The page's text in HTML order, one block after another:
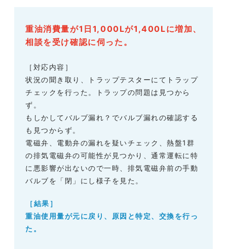
重油消費量が1日1,000Lが1,400Lに増加、
相談を受け確認に伺った。
［対応内容］
状況の聞き取り、トラップテスターにてトラップ
チェックを行った。トラップの問題は見つから
ず。
もしかしてバルブ漏れ？でバルブ漏れの確認する
も見つからず。
電磁弁、電動弁の漏れを疑いチェック、熱盤1群
の排気電磁弁の可能性が見つかり、通常運転に特
に悪影響が出ないので一時、排気電磁弁前の手動
バルブを「閉」にし様子を見た。
［結果］
重油使用量が元に戻り、原因と特定、交換を行っ
た。